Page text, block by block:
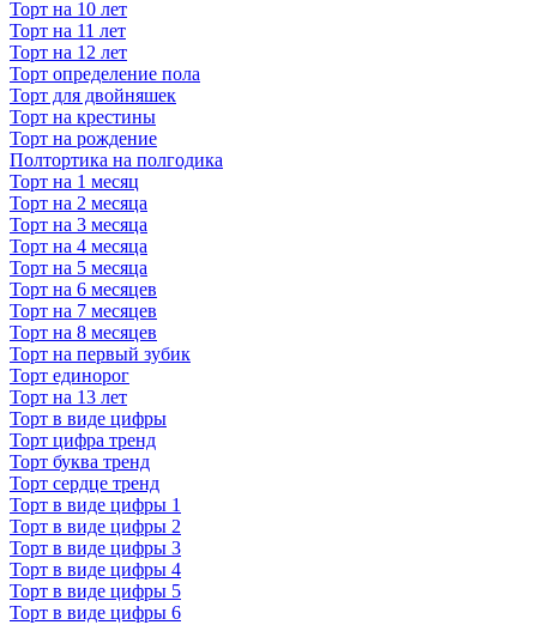
Торт на 10 лет
Торт на 11 лет
Торт на 12 лет
Торт определение пола
Торт для двойняшек
Торт на крестины
Торт на рождение
Полтортика на полгодика
Торт на 1 месяц
Торт на 2 месяца
Торт на 3 месяца
Торт на 4 месяца
Торт на 5 месяца
Торт на 6 месяцев
Торт на 7 месяцев
Торт на 8 месяцев
Торт на первый зубик
Торт единорог
Торт на 13 лет
Торт в виде цифры
Торт цифра тренд
Торт буква тренд
Торт сердце тренд
Торт в виде цифры 1
Торт в виде цифры 2
Торт в виде цифры 3
Торт в виде цифры 4
Торт в виде цифры 5
Торт в виде цифры 6